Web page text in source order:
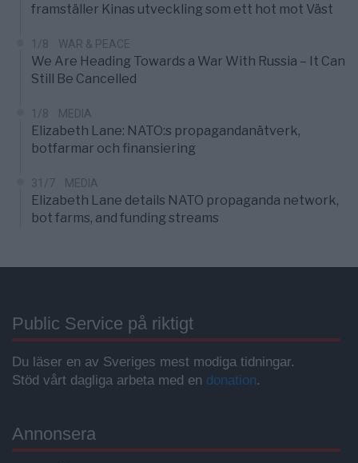
framställer Kinas utveckling som ett hot mot Väst
1/8 WAR & PEACE
We Are Heading Towards a War With Russia – It Can
Still Be Cancelled
1/8 MEDIA
Elizabeth Lane: NATO:s propagandanätverk,
botfarmar och finansiering
31/7 MEDIA
Elizabeth Lane details NATO propaganda network,
bot farms, and funding streams
Public Service på riktigt
Du läser en av Sveriges mest modiga tidningar.
Stöd vårt dagliga arbeta med en donation.
Annonsera